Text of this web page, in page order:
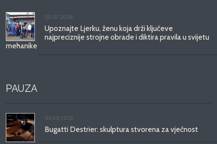
20.07.2026.
Upoznajte Ljerku, ženu koja drži ključeve
najpreciznije strojne obrade i diktira pravila u svijetu
mehanike
PAUZA
06.08.2026.
Bugatti Destrier: skulptura stvorena za vječnost